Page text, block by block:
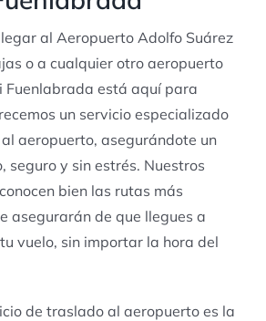
al Aeropuerto Adolfo Suárez
o a cualquier otro aeropuerto
Fuenlabrada está aquí para
un servicio especializado
aeropuerto, asegurándote un
seguro y sin estrés. Nuestros
bien las rutas más
asegurarán de que llegues a
vuelo, sin importar la hora del
de traslado al aeropuerto es la